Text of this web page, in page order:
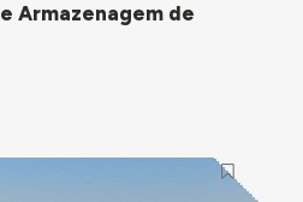
Armazenagem de